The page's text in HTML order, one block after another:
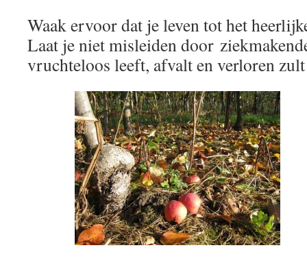
Waak ervoor dat je leven tot het
Laat je niet misleiden door
vruchteloos leeft, afvalt en verloren